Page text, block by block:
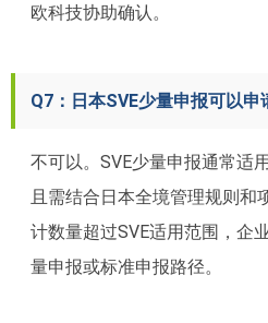
欧科技协助确认。
Q7：日本SVE少量申报可以申
不可以。SVE少量申报通常适
且需结合日本全境管理规则和
计数量超过SVE适用范围，企
量申报或标准申报路径。